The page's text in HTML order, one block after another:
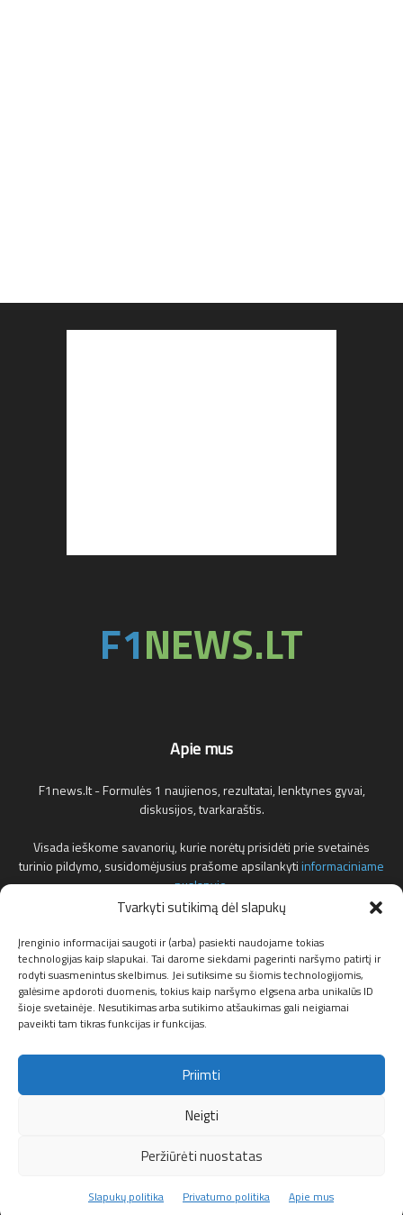
Tvarkyti sutikimą dėl slapukų
Įrenginio informacijai saugoti ir (arba) pasiekti naudojame tokias
technologijas kaip slapukai. Tai darome siekdami pagerinti naršymo patirtį ir
rodyti suasmenintus skelbimus. Jei sutiksime su šiomis technologijomis,
galėsime apdoroti duomenis, tokius kaip naršymo elgsena arba unikalūs ID
šioje svetainėje. Nesutikimas arba sutikimo atšaukimas gali neigiamai
paveikti tam tikras funkcijas ir funkcijas.
Priimti
Neigti
Peržiūrėti nuostatas
Slapukų politika Privatumo politika Apie mus
Apie mus
F1news.lt - Formulės 1 naujienos, rezultatai, lenktynes gyvai,
diskusijos, tvarkaraštis.
Visada ieškome savanorių, kurie norėtų prisidėti prie svetainės
turinio pildymo, susidomėjusius prašome apsilankytiinformaciniame
puslapyje.
adresu.
Susisiekite:info@f1news.lt
© F1news.lt